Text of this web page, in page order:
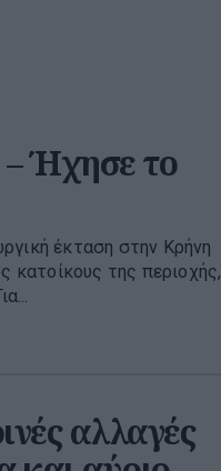
Ήχησε το
έκταση στην Κρήνη
κατοίκους της περιοχής,
αλλαγές